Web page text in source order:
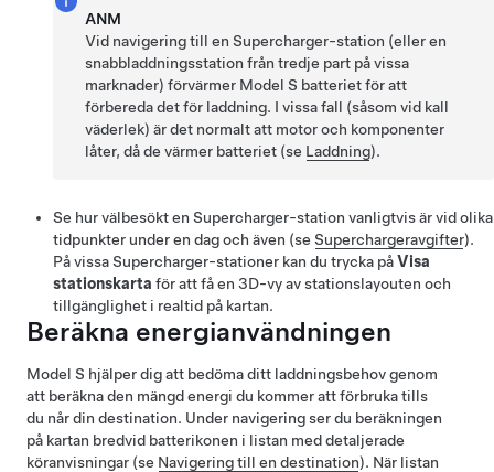
ANM
Vid navigering till en Supercharger-station (eller en
snabbladdningsstation från tredje part på vissa
marknader) förvärmer Model S batteriet för att
förbereda det för laddning. I vissa fall (såsom vid kall
väderlek) är det normalt att motor och komponenter
låter, då de värmer batteriet (se Laddning).
Se hur välbesökt en Supercharger-station vanligtvis är vid olika
tidpunkter under en dag och även (se Superchargeravgifter).
På vissa Supercharger-stationer kan du trycka påVisa
stationskarta för att få en 3D-vy av stationslayouten och
tillgänglighet i realtid på kartan.
Beräkna energianvändningen
Model S hjälper dig att bedöma ditt laddningsbehov genom
att beräkna den mängd energi du kommer att förbruka tills
du når din destination. Under navigering ser du beräkningen
på kartan bredvid batterikonen i listan med detaljerade
köranvisningar (se Navigering till en destination). När listan